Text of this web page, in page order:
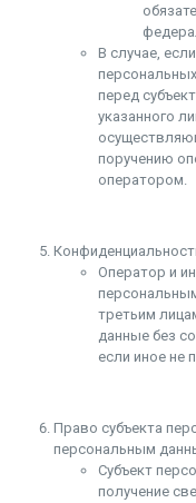
В случае,
перед
указанного
поручению
оператором.
Оператор и
третьим
данные без
если иное не
Право субъекта
персональным
Субъект
получение